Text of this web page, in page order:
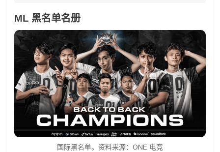
ML 黑名单名册
国际黑名单。资料来源：ONE 电竞